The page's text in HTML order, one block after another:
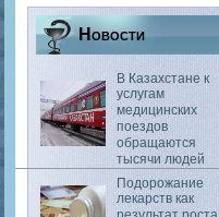
Новости
В Казахстане к
услугам
медицинских
поездов
обращаются
тысячи людей
Подорожание
лекарств как